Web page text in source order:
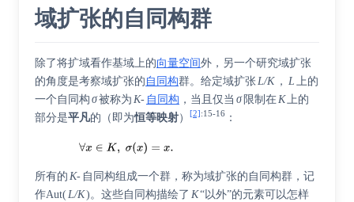
域扩张的自同构群
除了将扩域看作基域上的向量空间外，另一个研究域扩张
的角度是考察域扩张的 自同构群。给定域扩张 L/K ， L 上的
一个自同构 σ被称为 K- 自同构 ，当且仅当 σ 限制在K上的
部分是平凡的（即为恒等映射） [2] :15-16 ：
所有的 K- 自同构组成一个群，称为域扩张的自同构群，记
作Aut(L/K)。这些自同构描绘了 K“以外”的元素可以怎样